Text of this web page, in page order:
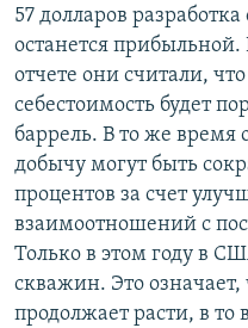
57 долларов
останется
отчете они считали,
себестоимость будет
баррель. В то же время
добычу могут быть
процентов за счет
взаимоотношений с
Только в этом году в
скважин. Это
продолжает расти, в то